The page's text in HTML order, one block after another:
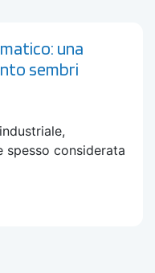
una
sembri
spesso considerata